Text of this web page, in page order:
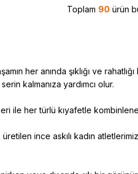
Toplam 90 ürün
her anında şıklığı ve
kalmanıza yardımcı olur.
ile her türlü kıyafetle
ince askılı kadın